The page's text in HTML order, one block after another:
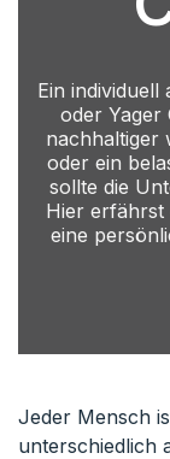
Ein individuell
oder Yager
nachhaltiger
oder ein
sollte die
Hier erfährst
eine
Jeder Mensch
unterschiedlich